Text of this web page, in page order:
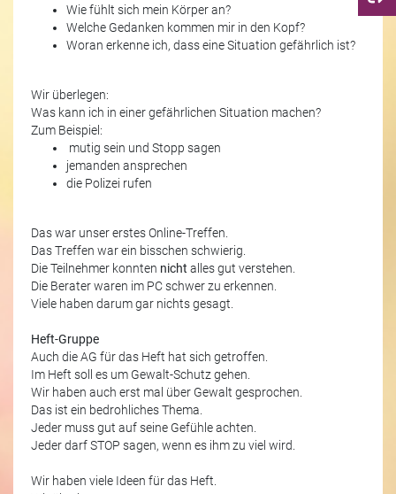
Wie fühlt sich mein Körper an?
Welche Gedanken kommen mir in den Kopf?
Woran erkenne ich, dass eine Situation gefährlich ist?
Wir überlegen:
Was kann ich in einer gefährlichen Situation machen?
Zum Beispiel:
mutig sein und Stopp sagen
jemanden ansprechen
die Polizei rufen
Das war unser erstes Online-Treffen.
Das Treffen war ein bisschen schwierig.
Die Teilnehmer konnten nicht alles gut verstehen.
Die Berater waren im PC schwer zu erkennen.
Viele haben darum gar nichts gesagt.
Heft-Gruppe
Auch die AG für das Heft hat sich getroffen.
Im Heft soll es um Gewalt-Schutz gehen.
Wir haben auch erst mal über Gewalt gesprochen.
Das ist ein bedrohliches Thema.
Jeder muss gut auf seine Gefühle achten.
Jeder darf STOP sagen, wenn es ihm zu viel wird.
Wir haben viele Ideen für das Heft.